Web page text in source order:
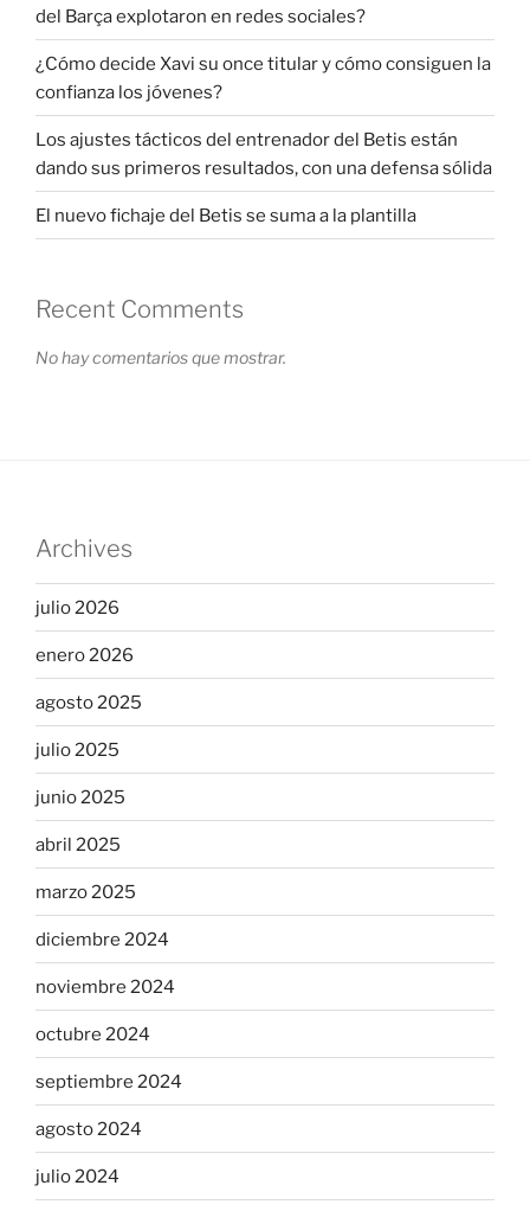
del Barça explotaron en redes sociales?
¿Cómo decide Xavi su once titular y cómo consiguen la
confianza los jóvenes?
Los ajustes tácticos del entrenador del Betis están
dando sus primeros resultados, con una defensa sólida
El nuevo fichaje del Betis se suma a la plantilla
Recent Comments
No hay comentarios que mostrar.
Archives
julio 2026
enero 2026
agosto 2025
julio 2025
junio 2025
abril 2025
marzo 2025
diciembre 2024
noviembre 2024
octubre 2024
septiembre 2024
agosto 2024
julio 2024